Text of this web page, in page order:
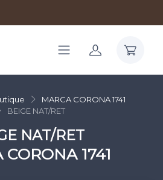
MARCA CORONA 1741
BEIGE NAT/RET
NAT/RET
CORONA 1741